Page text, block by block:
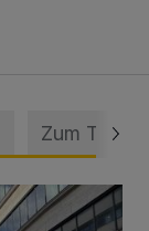
Zum Thema